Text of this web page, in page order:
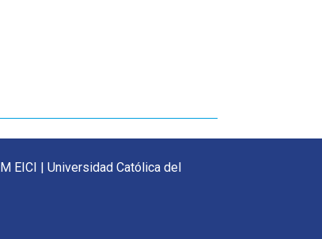
EICI | Universidad Católica del